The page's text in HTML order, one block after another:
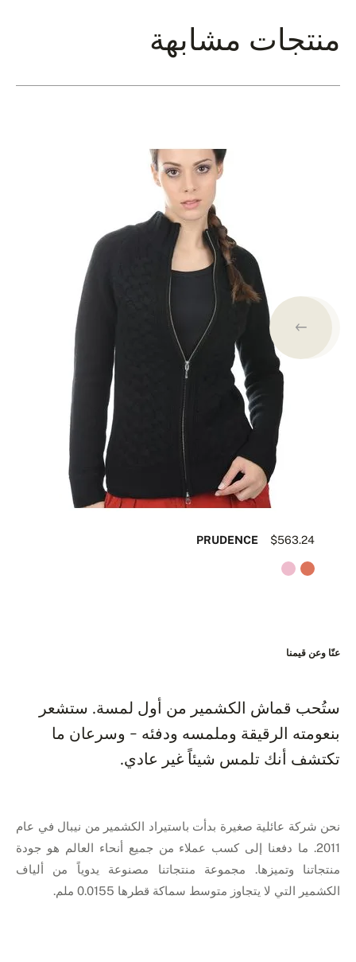
منتجات مشابهة
$563.24
PRUDENCE
عنّا وعن قيمنا
ستُحب قماش الكشمير من أول لمسة. ستشعر
بنعومته الرقيقة وملمسه ودفئه - وسرعان ما
تكتشف أنك تلمس شيئاً غير عادي.
نحن شركة عائلية صغيرة بدأت باستيراد الكشمير من نيبال في عام
2011. ما دفعنا إلى كسب عملاء من جميع أنحاء العالم هو جودة
منتجاتنا وتميزها. مجموعة منتجاتنا مصنوعة يدوياً من ألياف
الكشمير التي لا يتجاوز متوسط سماكة قطرها 0.0155 ملم.